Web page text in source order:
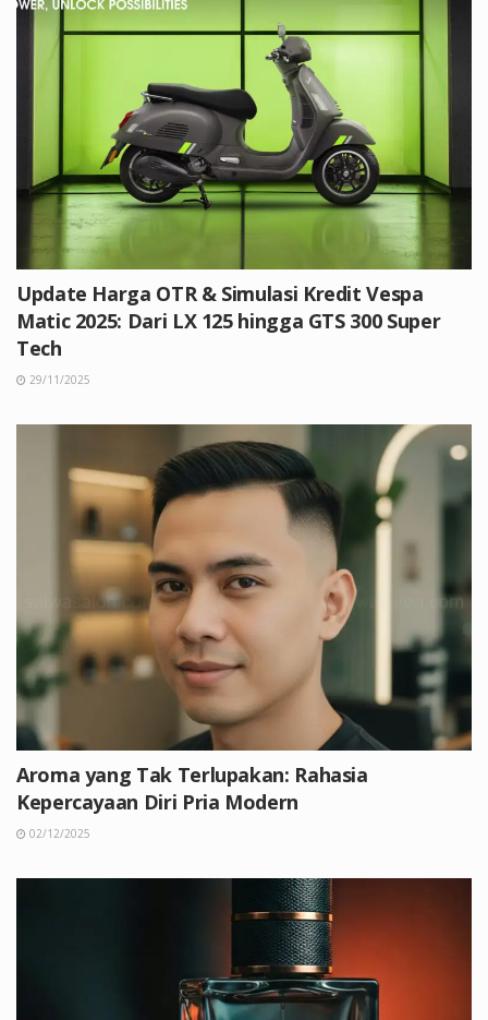
Update Harga OTR & Simulasi Kredit Vespa
Matic 2025: Dari LX 125 hingga GTS 300 Super
Tech
29/11/2025
Aroma yang Tak Terlupakan: Rahasia
Kepercayaan Diri Pria Modern
02/12/2025